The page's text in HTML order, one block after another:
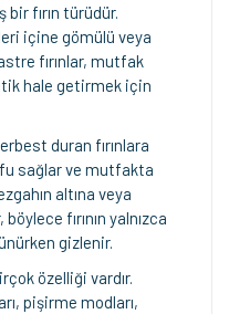
fırın türüdür.
içine gömülü veya
fırınlar, mutfak
hale getirmek için
duran fırınlara
sağlar ve mutfakta
altına veya
fırının yalnızca
gizlenir.
özelliği vardır.
pişirme modları,